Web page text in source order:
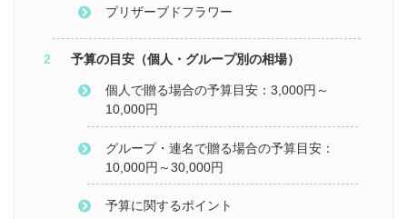
プリザーブドフラワー
予算の目安（個人・グループ別の相場）
個人で贈る場合の予算目安：3,000円～
10,000円
グループ・連名で贈る場合の予算目安：
10,000円～30,000円
予算に関するポイント